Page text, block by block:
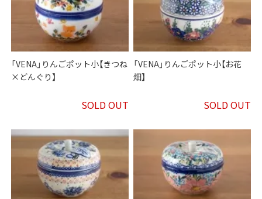
「VENA」りんごポット小【きつね
×どんぐり】
SOLD OUT
「VENA」りんごポット小【お花
畑】
SOLD OUT